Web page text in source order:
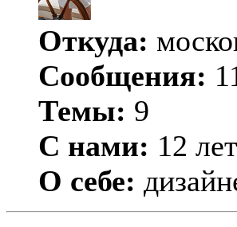
Откуда:
Сообщения:
Темы: 9
С нами: 12
О себе: